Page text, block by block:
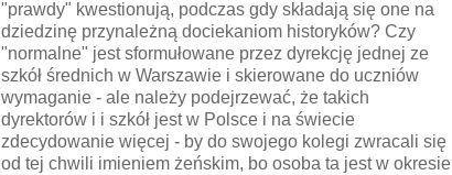
"prawdy" kwestionują, podczas gdy składają się one na
dziedzinę przynależną dociekaniom historyków? Czy
"normalne" jest sformułowane przez dyrekcję jednej ze
szkół średnich w Warszawie i skierowane do uczniów
wymaganie - ale należy podejrzewać, że takich
dyrektorów i i szkół jest w Polsce i na świecie
zdecydowanie więcej - by do swojego kolegi zwracali się
od tej chwili imieniem żeńskim, bo osoba ta jest w okresie